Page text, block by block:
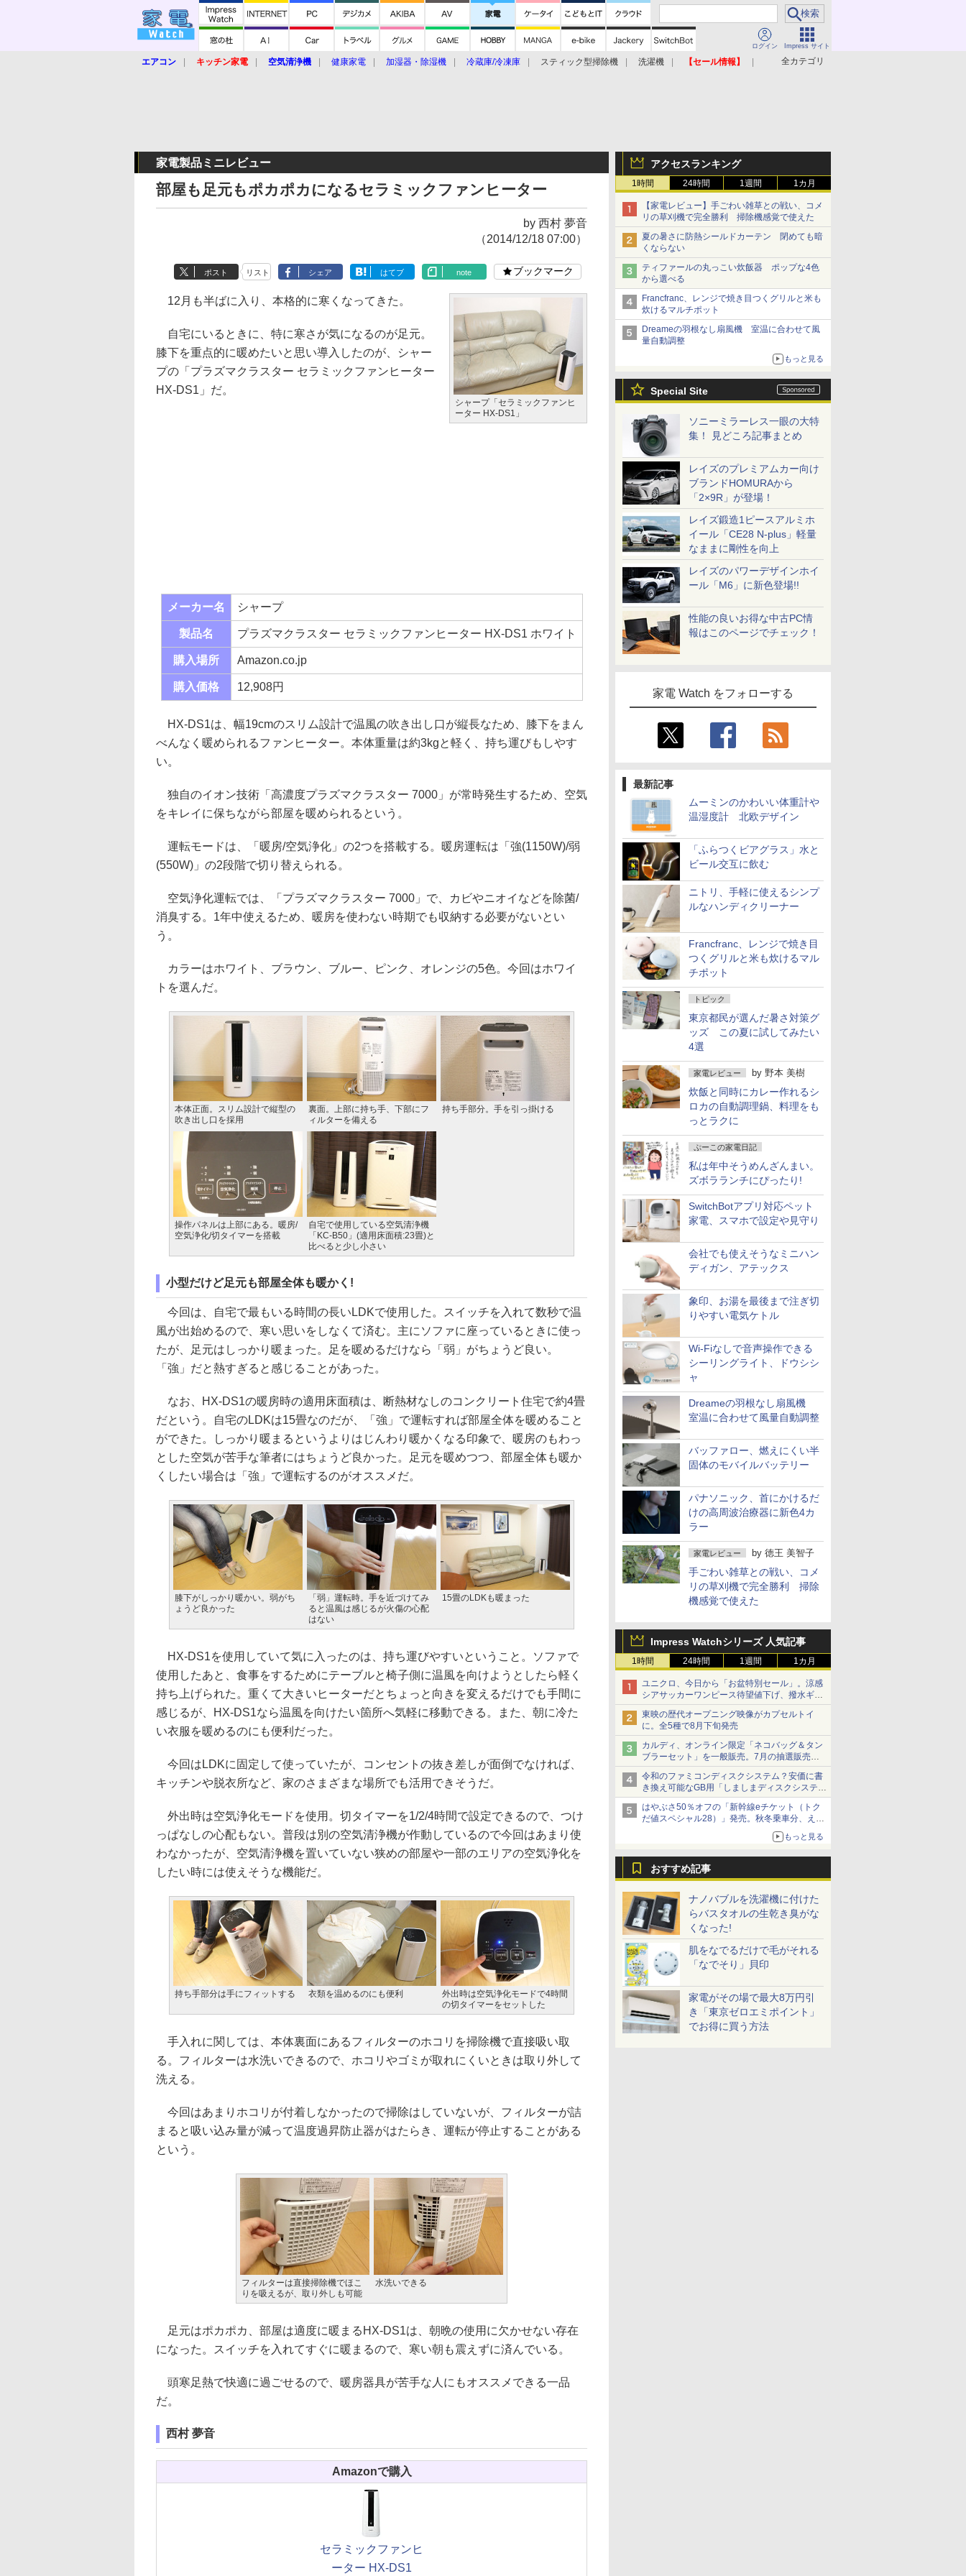
ログイン Impress サイト
全カテゴリ
エアコン キッチン家電 空気清浄機 健康家電 加湿器・除湿機 冷蔵庫/冷凍庫 スティック型掃除機 洗濯機
【セール情報】
アクセスランキング
1時間 24時間 1週間 1カ月
【家電レビュー】手ごわい雑草との戦い、コメ
リの草刈機で完全勝利 掃除機感覚で使えた
夏の暑さに防熱シールドカーテン 閉めても暗
くならない
ティファールの丸っこい炊飯器 ポップな4色
から選べる
Francfranc、レンジで焼き目つくグリルと米も
炊けるマルチポット
Dreameの羽根なし扇風機 室温に合わせて風
量自動調整
もっと見る
Special Site
ソニーミラーレス一眼の大特
集！ 見どころ記事まとめ
レイズのプレミアムカー向け
ブランドHOMURAから
「2×9R」が登場！
レイズ鍛造1ピースアルミホ
イール「CE28 N-plus」軽量
なままに剛性を向上
レイズのパワーデザインホイ
ール「M6」に新色登場!!
性能の良いお得な中古PC情
報はこのページでチェック！
家電 Watch をフォローする
最新記事
ムーミンのかわいい体重計や
温湿度計 北欧デザイン
「ふらつくビアグラス」水と
ビール交互に飲む
ニトリ、手軽に使えるシンプ
ルなハンディクリーナー
Francfranc、レンジで焼き目
つくグリルと米も炊けるマル
チポット
トピック
東京都民が選んだ暑さ対策グ
ッズ この夏に試してみたい
4選
家電レビュー by 野本 美樹
炊飯と同時にカレー作れるシ
ロカの自動調理鍋、料理をも
っとラクに
ぷーこの家電日記
私は年中そうめんざんまい。
ズボラランチにぴったり!
SwitchBotアプリ対応ペット
家電、スマホで設定や見守り
会社でも使えそうなミニハン
ディガン、アテックス
象印、お湯を最後まで注ぎ切
りやすい電気ケトル
Wi-Fiなしで音声操作できる
シーリングライト、ドウシシ
ャ
Dreameの羽根なし扇風機
室温に合わせて風量自動調整
バッファロー、燃えにくい半
固体のモバイルバッテリー
パナソニック、首にかけるだ
けの高周波治療器に新色4カ
ラー
家電レビュー by 徳王 美智子
手ごわい雑草との戦い、コメ
リの草刈機で完全勝利 掃除
機感覚で使えた
Impress Watchシリーズ 人気記事
1時間 24時間 1週間 1カ月
ユニクロ、今日から「お盆特別セール」。涼感
シアサッカーワンピース待望値下げ、撥水ギア
ショーツは1990円に
東映の歴代オープニング映像がカプセルトイ
に。全5種で8月下旬発売
カルディ、オンライン限定「ネコバッグ＆タン
ブラーセット」を一般販売。7月の抽選販売の
当選無効分
令和のファミコンディスクシステム？安価に書
き換え可能なGB用「しましまディスクシステ
ム」
はやぶさ50％オフの「新幹線eチケット（トク
だ値スペシャル28）」発売。秋冬乗車分、えき
もっと見る
おすすめ記事
ナノバブルを洗濯機に付けた
らバスタオルの生乾き臭がな
くなった!
肌をなでるだけで毛がそれる
「なでそり」貝印
家電がその場で最大8万円引
き「東京ゼロエミポイント」
でお得に買う方法
家電製品ミニレビュー
部屋も足元もポカポカになるセラミックファンヒーター
by 西村 夢音
（2014/12/18 07:00）
ポスト リスト シェア はてブ note ブックマーク
シャープ「セラミックファンヒ
ーター HX-DS1」
12月も半ばに入り、本格的に寒くなってきた。
自宅にいるときに、特に寒さが気になるのが足元。
膝下を重点的に暖めたいと思い導入したのが、シャー
プの「プラズマクラスター セラミックファンヒーター
HX-DS1」だ。
メーカー名 シャープ
製品名 プラズマクラスター セラミックファンヒーター HX-DS1 ホワイト
購入場所 Amazon.co.jp
購入価格 12,908円
HX-DS1は、幅19cmのスリム設計で温風の吹き出し口が縦長なため、膝下をまん
べんなく暖められるファンヒーター。本体重量は約3kgと軽く、持ち運びもしやす
い。
独自のイオン技術「高濃度プラズマクラスター 7000」が常時発生するため、空気
をキレイに保ちながら部屋を暖められるという。
運転モードは、「暖房/空気浄化」の2つを搭載する。暖房運転は「強(1150W)/弱
(550W)」の2段階で切り替えられる。
空気浄化運転では、「プラズマクラスター 7000」で、カビやニオイなどを除菌/
消臭する。1年中使えるため、暖房を使わない時期でも収納する必要がないとい
う。
カラーはホワイト、ブラウン、ブルー、ピンク、オレンジの5色。今回はホワイ
トを選んだ。
本体正面。スリム設計で縦型の
吹き出し口を採用
裏面。上部に持ち手、下部にフ
ィルターを備える
持ち手部分。手を引っ掛ける
操作パネルは上部にある。暖房/
空気浄化/切タイマーを搭載
自宅で使用している空気清浄機
「KC-B50」(適用床面積:23畳)と
比べると少し小さい
小型だけど足元も部屋全体も暖かく!
今回は、自宅で最もいる時間の長いLDKで使用した。スイッチを入れて数秒で温
風が出始めるので、寒い思いをしなくて済む。主にソファに座っているときに使っ
たが、足元はしっかり暖まった。足を暖めるだけなら「弱」がちょうど良い。
「強」だと熱すぎると感じることがあった。
なお、HX-DS1の暖房時の適用床面積は、断熱材なしのコンクリート住宅で約4畳
だという。自宅のLDKは15畳なのだが、「強」で運転すれば部屋全体を暖めること
ができた。しっかり暖まるというよりはじんわり暖かくなる印象で、暖房のもわっ
とした空気が苦手な筆者にはちょうど良かった。足元を暖めつつ、部屋全体も暖か
くしたい場合は「強」で運転するのがオススメだ。
膝下がしっかり暖かい。弱がち
ょうど良かった
「弱」運転時。手を近づけてみ
ると温風は感じるが火傷の心配
はない
15畳のLDKも暖まった
HX-DS1を使用していて気に入ったのは、持ち運びやすいということ。ソファで
使用したあと、食事をするためにテーブルと椅子側に温風を向けようとしたら軽く
持ち上げられた。重くて大きいヒーターだとちょっと向きを変えるだけでも手間に
感じるが、HX-DS1なら温風を向けたい箇所へ気軽に移動できる。また、朝に冷た
い衣服を暖めるのにも便利だった。
今回はLDKに固定して使っていたが、コンセントの抜き差しが面倒でなければ、
キッチンや脱衣所など、家のさまざまな場所でも活用できそうだ。
外出時は空気浄化モードを使用。切タイマーを1/2/4時間で設定できるので、つけ
っぱなしの心配もない。普段は別の空気清浄機が作動しているので今回はあまり使
わなかったが、空気清浄機を置いていない狭めの部屋や一部のエリアの空気浄化を
したい時には使えそうな機能だ。
持ち手部分は手にフィットする 衣類を温めるのにも便利
外出時は空気浄化モードで4時間
の切タイマーをセットした
手入れに関しては、本体裏面にあるフィルターのホコリを掃除機で直接吸い取
る。フィルターは水洗いできるので、ホコリやゴミが取れにくいときは取り外して
洗える。
今回はあまりホコリが付着しなかったので掃除はしていないが、フィルターが詰
まると吸い込み量が減って温度過昇防止器がはたらき、運転が停止することがある
という。
フィルターは直接掃除機でほこ
りを吸えるが、取り外しも可能
水洗いできる
足元はポカポカ、部屋は適度に暖まるHX-DS1は、朝晩の使用に欠かせない存在
になった。スイッチを入れてすぐに暖まるので、寒い朝も震えずに済んでいる。
頭寒足熱で快適に過ごせるので、暖房器具が苦手な人にもオススメできる一品
だ。
西村 夢音
Amazonで購入
セラミックファンヒ
ーター HX-DS1